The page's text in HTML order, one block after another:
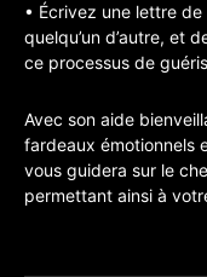
• Écrivez une lettre
quelqu’un d’autre, et
ce processus de
Avec son aide
fardeaux émotionnels
vous guidera sur le
permettant ainsi à